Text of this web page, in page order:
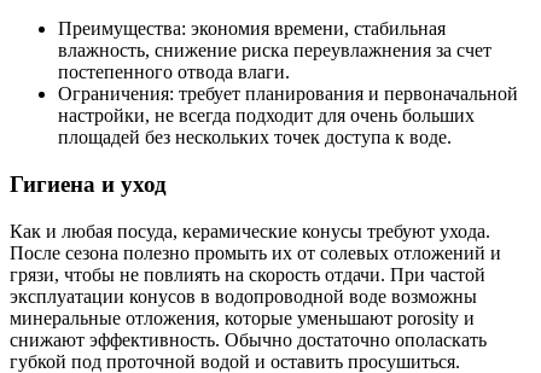
Преимущества: экономия времени, стабильная
влажность, снижение риска переувлажнения за счет
постепенного отвода влаги.
Ограничения: требует планирования и первоначальной
настройки, не всегда подходит для очень больших
площадей без нескольких точек доступа к воде.
Гигиена и уход
Как и любая посуда, керамические конусы требуют ухода.
После сезона полезно промыть их от солевых отложений и
грязи, чтобы не повлиять на скорость отдачи. При частой
эксплуатации конусов в водопроводной воде возможны
минеральные отложения, которые уменьшают porosity и
снижают эффективность. Обычно достаточно ополаскать
губкой под проточной водой и оставить просушиться.